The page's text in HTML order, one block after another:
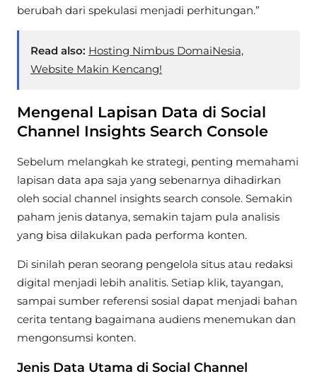
berubah dari spekulasi menjadi perhitungan.”
Read also: Hosting Nimbus DomaiNesia,
Website Makin Kencang!
Mengenal Lapisan Data di Social
Channel Insights Search Console
Sebelum melangkah ke strategi, penting memahami
lapisan data apa saja yang sebenarnya dihadirkan
oleh social channel insights search console. Semakin
paham jenis datanya, semakin tajam pula analisis
yang bisa dilakukan pada performa konten.
Di sinilah peran seorang pengelola situs atau redaksi
digital menjadi lebih analitis. Setiap klik, tayangan,
sampai sumber referensi sosial dapat menjadi bahan
cerita tentang bagaimana audiens menemukan dan
mengonsumsi konten.
Jenis Data Utama di Social Channel